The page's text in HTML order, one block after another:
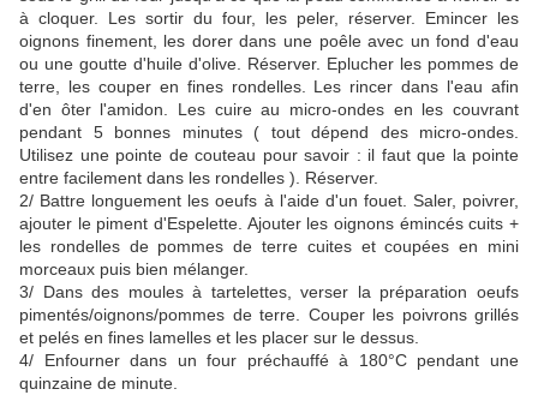
à cloquer. Les sortir du four, les peler, réserver. Emincer les
oignons finement, les dorer dans une poêle avec un fond d'eau
ou une goutte d'huile d'olive. Réserver. Eplucher les pommes de
terre, les couper en fines rondelles. Les rincer dans l'eau afin
d'en ôter l'amidon. Les cuire au micro-ondes en les couvrant
pendant 5 bonnes minutes ( tout dépend des micro-ondes.
Utilisez une pointe de couteau pour savoir : il faut que la pointe
entre facilement dans les rondelles ). Réserver.
2/ Battre longuement les oeufs à l'aide d'un fouet. Saler, poivrer,
ajouter le piment d'Espelette. Ajouter les oignons émincés cuits +
les rondelles de pommes de terre cuites et coupées en mini
morceaux puis bien mélanger.
3/ Dans des moules à tartelettes, verser la préparation oeufs
pimentés/oignons/pommes de terre. Couper les poivrons grillés
et pelés en fines lamelles et les placer sur le dessus.
4/ Enfourner dans un four préchauffé à 180°C pendant une
quinzaine de minute.